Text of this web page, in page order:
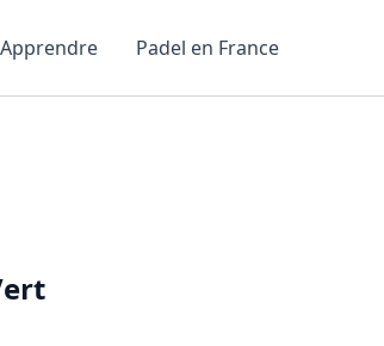
Apprendre Padel en France